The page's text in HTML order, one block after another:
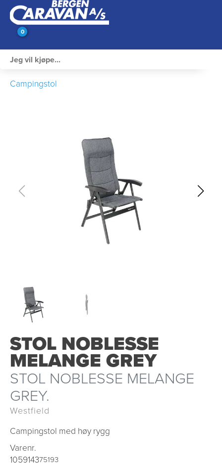
0
Rengjøring & Vedlikehold
Campingstol
STOL NOBLESSE
MELANGE GREY
STOL NOBLESSE MELANGE
GREY.
Westfield
Campingstol med høy rygg
Varenr.
105914375193